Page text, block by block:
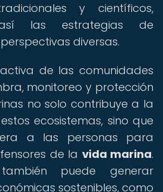
y científicos,
así las estrategias de
diversas.
de las comunidades
monitoreo y protección
no solo contribuye a la
ecosistemas, sino que
a las personas para
de la vida marina.
puede generar
sostenibles, como